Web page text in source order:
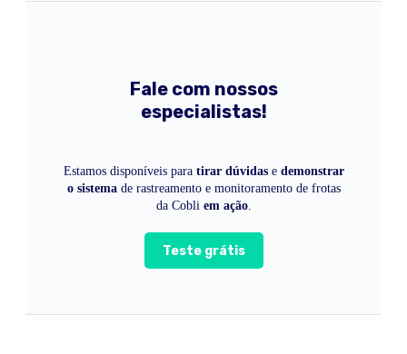
Fale com nossos
especialistas!
Estamos disponíveis para tirar dúvidase demonstrar
o sistemade rastreamento e monitoramento de frotas
da Cobli em ação.
Teste grátis